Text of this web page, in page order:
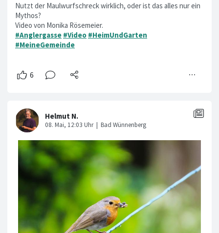
Nutzt der Maulwurfschreck wirklich, oder ist das alles nur ein
Mythos?
Video von Monika Rösemeier.
#Anglergasse #Video #HeimUndGarten
#MeineGemeinde